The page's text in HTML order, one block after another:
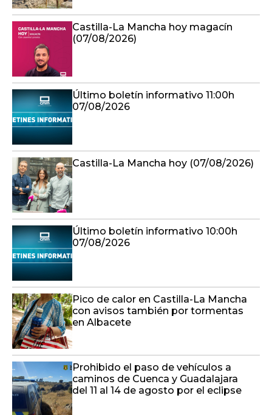
Castilla-La Mancha hoy magacín
(07/08/2026)
Último boletín informativo 11:00h
07/08/2026
Castilla-La Mancha hoy (07/08/2026)
Último boletín informativo 10:00h
07/08/2026
Pico de calor en Castilla-La Mancha
con avisos también por tormentas
en Albacete
Prohibido el paso de vehículos a
caminos de Cuenca y Guadalajara
del 11 al 14 de agosto por el eclipse